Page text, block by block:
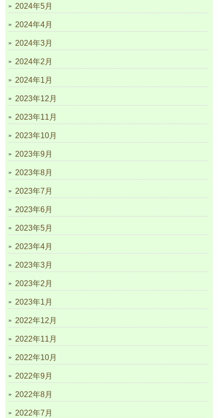
2024年5月
2024年4月
2024年3月
2024年2月
2024年1月
2023年12月
2023年11月
2023年10月
2023年9月
2023年8月
2023年7月
2023年6月
2023年5月
2023年4月
2023年3月
2023年2月
2023年1月
2022年12月
2022年11月
2022年10月
2022年9月
2022年8月
2022年7月